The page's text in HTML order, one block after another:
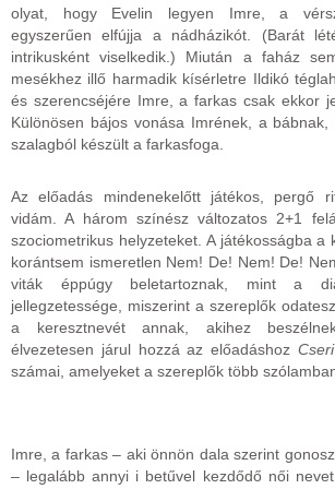
olyat, hogy Evelin legyen Imre, a
egyszerűen elfújja a nádházikót. (Barát
intrikusként viselkedik.) Miután a faház
mesékhez illő harmadik kísérletre Ildikó
és szerencséjére Imre, a farkas csak ekkor
Különösen bájos vonása Imrének, a
szalagból készült a farkasfoga.
Az előadás mindenekelőtt játékos, pergő
vidám. A három színész változatos 2+1
szociometrikus helyzeteket. A játékosságba a
korántsem ismeretlen Nem! De! Nem! De!
viták éppúgy beletartoznak, mint a
jellegzetessége, miszerint a szereplők
a keresztnevét annak, akihez
élvezetesen járul hozzá az előadáshoz
számai, amelyeket a szereplők több
Imre, a farkas – aki önnön dala szerint
– legalább annyi i betűvel kezdődő női